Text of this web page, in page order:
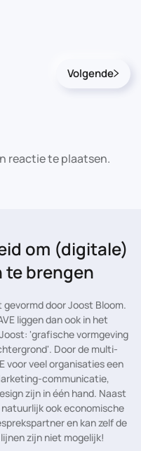
Volgende
reactie te plaatsen.
om (digitale)
te brengen
gevormd door Joost Bloom.
liggen dan ook in het
'grafische vormgeving
Door de multi-
voor veel organisaties een
communicatie,
zijn in één hand. Naast
ook economische
en kan zelf de
zijn niet mogelijk!